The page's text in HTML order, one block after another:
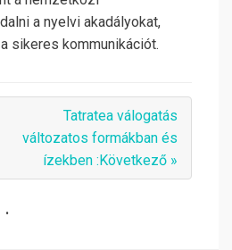
a nyelvi akadályokat,
sikeres kommunikációt.
Tatratea válogatás
változatos formákban és
ízekben :Következő »